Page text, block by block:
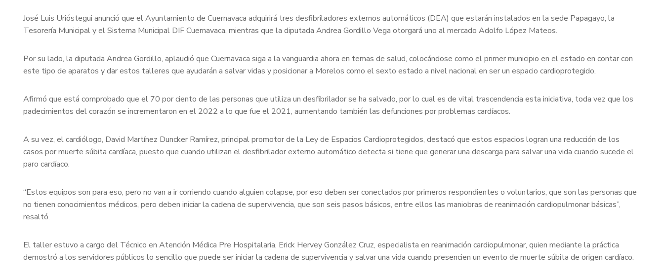
José Luis Urióstegui anunció que el Ayuntamiento de Cuernavaca adquirirá tres desfibriladores externos automáticos (DEA) que estarán instalados en la sede Papagayo, la
Tesorería Municipal y el Sistema Municipal DIF Cuernavaca, mientras que la diputada Andrea Gordillo Vega otorgará uno al mercado Adolfo López Mateos.
Por su lado, la diputada Andrea Gordillo, aplaudió que Cuernavaca siga a la vanguardia ahora en temas de salud, colocándose como el primer municipio en el estado en contar con
este tipo de aparatos y dar estos talleres que ayudarán a salvar vidas y posicionar a Morelos como el sexto estado a nivel nacional en ser un espacio cardioprotegido.
Afirmó que está comprobado que el 70 por ciento de las personas que utiliza un desfibrilador se ha salvado, por lo cual es de vital trascendencia esta iniciativa, toda vez que los
padecimientos del corazón se incrementaron en el 2022 a lo que fue el 2021, aumentando también las defunciones por problemas cardíacos.
A su vez, el cardiólogo, David Martínez Duncker Ramírez, principal promotor de la Ley de Espacios Cardioprotegidos, destacó que estos espacios logran una reducción de los
casos por muerte súbita cardíaca, puesto que cuando utilizan el desfibrilador externo automático detecta si tiene que generar una descarga para salvar una vida cuando sucede el
paro cardíaco.
“Estos equipos son para eso, pero no van a ir corriendo cuando alguien colapse, por eso deben ser conectados por primeros respondientes o voluntarios, que son las personas que
no tienen conocimientos médicos, pero deben iniciar la cadena de supervivencia, que son seis pasos básicos, entre ellos las maniobras de reanimación cardiopulmonar básicas”,
resaltó.
El taller estuvo a cargo del Técnico en Atención Médica Pre Hospitalaria, Erick Hervey González Cruz, especialista en reanimación cardiopulmonar, quien mediante la práctica
demostró a los servidores públicos lo sencillo que puede ser iniciar la cadena de supervivencia y salvar una vida cuando presencien un evento de muerte súbita de origen cardíaco.